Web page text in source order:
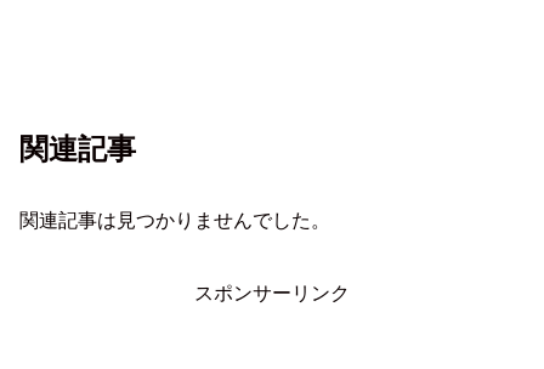
関連記事
関連記事は見つかりませんでした。
スポンサーリンク